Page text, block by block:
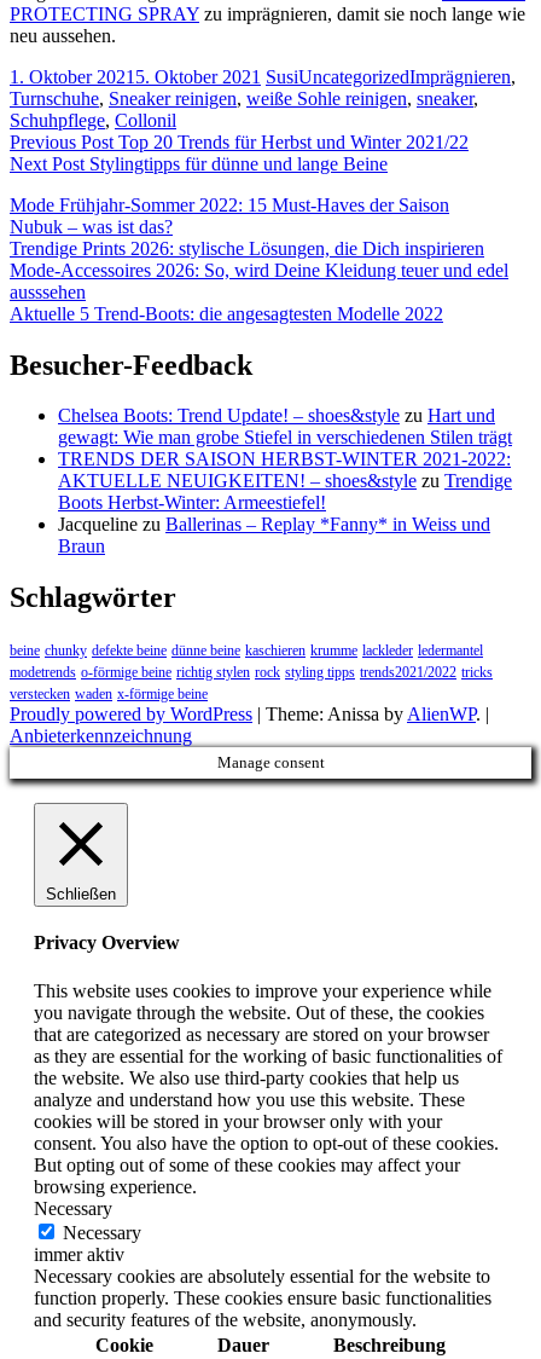
PROTECTING SPRAY zu imprägnieren, damit sie noch lange wie
neu aussehen.
1. Oktober 2021 5. Oktober 2021 SusiUncategorizedImprägnieren,
Turnschuhe, Sneaker reinigen, weiße Sohle reinigen, sneaker,
Schuhpflege, Collonil
Beitragsnavigation
Previous Post Top 20 Trends für Herbst und Winter 2021/22
Next Post Stylingtipps für dünne und lange Beine
Mode Frühjahr-Sommer 2022: 15 Must-Haves der Saison
Nubuk – was ist das?
Trendige Prints 2026: stylische Lösungen, die Dich inspirieren
Mode-Accessoires 2026: So, wird Deine Kleidung teuer und edel
ausssehen
Aktuelle 5 Trend-Boots: die angesagtesten Modelle 2022
Besucher-Feedback
Chelsea Boots: Trend Update! – shoes&style zu Hart und
gewagt: Wie man grobe Stiefel in verschiedenen Stilen trägt
TRENDS DER SAISON HERBST-WINTER 2021-2022:
AKTUELLE NEUIGKEITEN! – shoes&style zu Trendige
Boots Herbst-Winter: Armeestiefel!
Jacqueline zu Ballerinas – Replay *Fanny* in Weiss und
Braun
Schlagwörter
beine chunky defekte beine dünne beine kaschieren krumme lackleder ledermantel
modetrends o-förmige beine richtig stylen rock styling tipps trends2021/2022 tricks
verstecken waden x-förmige beine
Proudly powered by WordPress | Theme: Anissa by AlienWP. |
Anbieterkennzeichnung
Manage consent
Schließen
Privacy Overview
This website uses cookies to improve your experience while
you navigate through the website. Out of these, the cookies
that are categorized as necessary are stored on your browser
as they are essential for the working of basic functionalities of
the website. We also use third-party cookies that help us
analyze and understand how you use this website. These
cookies will be stored in your browser only with your
consent. You also have the option to opt-out of these cookies.
But opting out of some of these cookies may affect your
browsing experience.
Necessary
Necessary
immer aktiv
Necessary cookies are absolutely essential for the website to
function properly. These cookies ensure basic functionalities
and security features of the website, anonymously.
Cookie
Dauer Beschreibung